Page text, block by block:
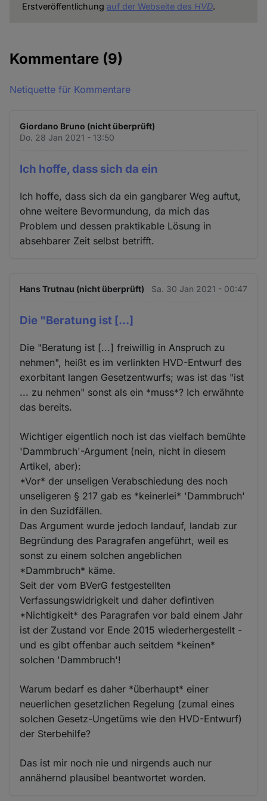
Erstveröffentlichung auf der Webseite des HVD.
Kommentare (9)
Netiquette für Kommentare
Giordano Bruno (nicht überprüft)
Do. 28 Jan 2021 - 13:50
Ich hoffe, dass sich da ein
Ich hoffe, dass sich da ein gangbarer Weg auftut,
ohne weitere Bevormundung, da mich das
Problem und dessen praktikable Lösung in
absehbarer Zeit selbst betrifft.
Hans Trutnau (nicht überprüft) Sa. 30 Jan 2021 - 00:47
Die "Beratung ist [...]
Die "Beratung ist [...] freiwillig in Anspruch zu
nehmen", heißt es im verlinkten HVD-Entwurf des
exorbitant langen Gesetzentwurfs; was ist das "ist
... zu nehmen" sonst als ein *muss*? Ich erwähnte
das bereits.
Wichtiger eigentlich noch ist das vielfach bemühte
'Dammbruch'-Argument (nein, nicht in diesem
Artikel, aber):
*Vor* der unseligen Verabschiedung des noch
unseligeren § 217 gab es *keinerlei* 'Dammbruch'
in den Suzidfällen.
Das Argument wurde jedoch landauf, landab zur
Begründung des Paragrafen angeführt, weil es
sonst zu einem solchen angeblichen
*Dammbruch* käme.
Seit der vom BVerG festgestellten
Verfassungswidrigkeit und daher defintiven
*Nichtigkeit* des Paragrafen vor bald einem Jahr
ist der Zustand vor Ende 2015 wiederhergestellt -
und es gibt offenbar auch seitdem *keinen*
solchen 'Dammbruch'!
Warum bedarf es daher *überhaupt* einer
neuerlichen gesetzlichen Regelung (zumal eines
solchen Gesetz-Ungetüms wie den HVD-Entwurf)
der Sterbehilfe?
Das ist mir noch nie und nirgends auch nur
annähernd plausibel beantwortet worden.